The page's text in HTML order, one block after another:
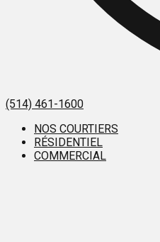
(514) 461-1600
NOS COURTIERS
RÉSIDENTIEL
COMMERCIAL